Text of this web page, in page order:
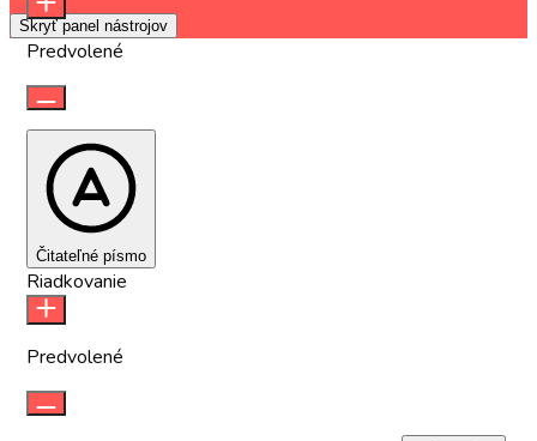
Skryť panel nástrojov
Predvolené
Čitateľné písmo
Riadkovanie
Predvolené